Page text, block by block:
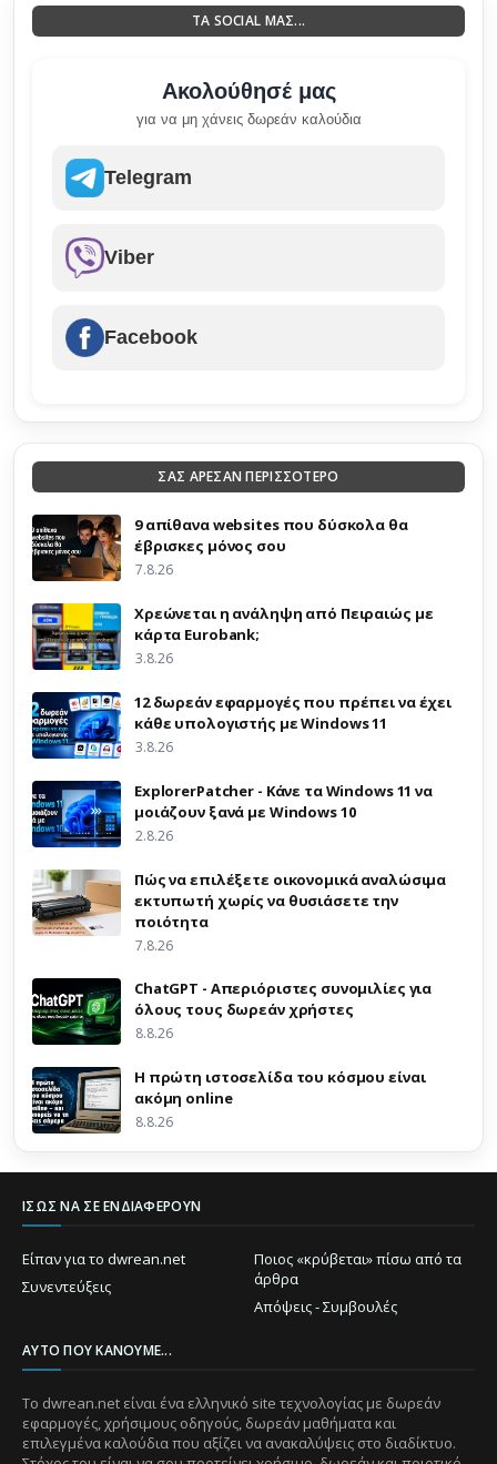
ΤΑ SOCIAL ΜΑΣ...
Ακολούθησέ μας
για να μη χάνεις δωρεάν καλούδια
Telegram
Viber
Facebook
ΣΑΣ ΑΡΕΣΑΝ ΠΕΡΙΣΣΟΤΕΡΟ
9 απίθανα websites που δύσκολα θα
έβρισκες μόνος σου
7.8.26
Χρεώνεται η ανάληψη από Πειραιώς με
κάρτα Eurobank;
3.8.26
12 δωρεάν εφαρμογές που πρέπει να έχει
κάθε υπολογιστής με Windows 11
3.8.26
ExplorerPatcher - Κάνε τα Windows 11 να
μοιάζουν ξανά με Windows 10
2.8.26
Πώς να επιλέξετε οικονομικά αναλώσιμα
εκτυπωτή χωρίς να θυσιάσετε την
ποιότητα
7.8.26
ChatGPT - Απεριόριστες συνομιλίες για
όλους τους δωρεάν χρήστες
8.8.26
Η πρώτη ιστοσελίδα του κόσμου είναι
ακόμη online
8.8.26
ΊΣΩΣ ΝΑ ΣΕ ΕΝΔΙΑΦΈΡΟΥΝ
Είπαν για το dwrean.net
Ποιος «κρύβεται» πίσω από τα
άρθρα
Συνεντεύξεις
Απόψεις - Συμβουλές
ΑΥΤΌ ΠΟΥ ΚΆΝΟΥΜΕ...
Το dwrean.net είναι ένα ελληνικό site τεχνολογίας με δωρεάν
εφαρμογές, χρήσιμους οδηγούς, δωρεάν μαθήματα και
επιλεγμένα καλούδια που αξίζει να ανακαλύψεις στο διαδίκτυο.